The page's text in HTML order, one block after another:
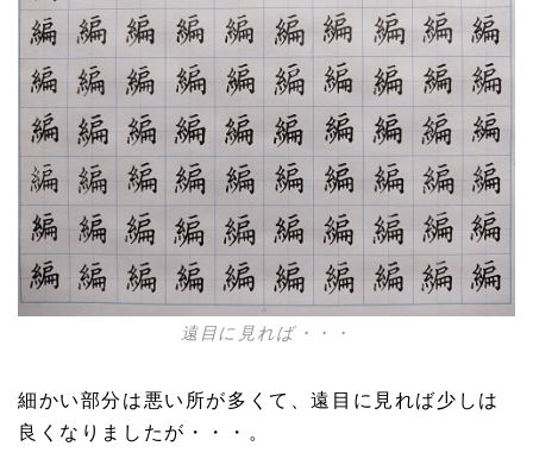
遠目に見れば・・・
細かい部分は悪い所が多くて、遠目に見れば少しは
良くなりましたが・・・。